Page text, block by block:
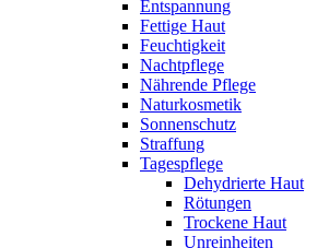
Entspannung
Fettige Haut
Feuchtigkeit
Nachtpflege
Nährende Pflege
Naturkosmetik
Sonnenschutz
Straffung
Tagespflege
Dehydrierte Haut
Rötungen
Trockene Haut
Unreinheiten